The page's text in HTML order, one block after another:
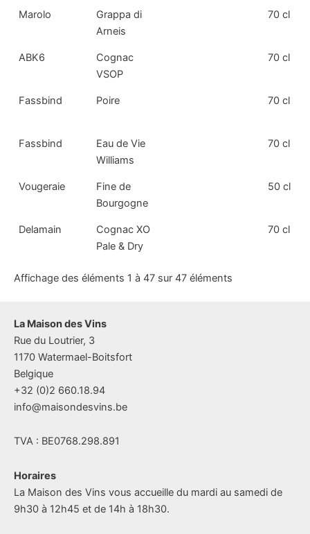
Marolo
Grappa di
Arneis
70 cl
ABK6
Cognac
VSOP
70 cl
Fassbind Poire 70 cl
Fassbind
Eau de Vie
Williams
70 cl
Vougeraie
Fine de
Bourgogne
50 cl
Delamain
Cognac XO
Pale & Dry
70 cl
Affichage des éléments 1 à 47 sur 47 éléments
La Maison des Vins
Rue du Loutrier, 3
1170 Watermael-Boitsfort
Belgique
+32 (0)2 660.18.94
info@maisondesvins.be
TVA : BE0768.298.891
Horaires
La Maison des Vins vous accueille du mardi au samedi de
9h30 à 12h45 et de 14h à 18h30.